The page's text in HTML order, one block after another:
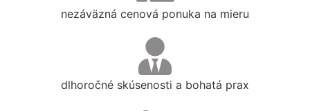
nezáväzná cenová ponuka na mieru
dlhoročné skúsenosti a bohatá prax